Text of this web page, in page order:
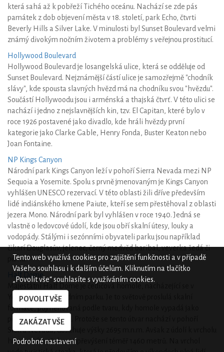
Tento web využívá cookies pro zajištění funkčnosti a v případě
Vašeho souhlasu i k dalším účelům. Kliknutím na tlačítko
„Povolit vše“ souhlasíte s využíváním cookies.
POVOLIT VŠE
ZAKÁZAT VŠE
Podrobné nastavení
která sahá až k pobřeží Tichého oceánu. Nachází se zde pás
památek z dob objevení města v 18. století, park Echo, čtvrti
Beverly Hills a Silver Lake. V minulosti byl Sunset Boulevard velmi
známý divokým nočním životem a problémy s veřejnou prostitucí.
Hollywood Boulevard
Hollywood Boulevard je losangelská ulice, která se odděluje od
Sunset Boulevard. Nejznámější částí ulice je samozřejmě "chodník
slávy", kde spousta slavných hvězd má na chodníku svou "hvězdu".
Součástí Hollywoodu jsou i arménská a thajská čtvrť. V této ulici se
nachází i jedno z nejslavnějších kin, tzv. El Capitan, které bylo v
roce 1926 postavené jako divadlo, kde hráli hvězdy první
kategorie jako Clarke Gable, Henry Fonda, Buster Keaton nebo
Joan Fontaine.
NP Kings Canyon
Národní park Kings Canyon leží v pohoří Sierra Nevada mezi NP
Sequoia a Yosemite. Spolu s prvně jmenovaným je Kings Canyon
vyhlášen UNESCO rezervací. V této oblasti žili dříve především
lidé indiánského kmene Paiute, kteří se sem přestěhoval z oblasti
jezera Mono. Národní park byl vyhlášen v roce 1940. Jedná se
vlastně o ledovcové údolí, kde jsou obří skalní útesy, louky a
vodopády. Stálými i sezónními obyvateli parku jsou například
čikarí Douglasův, jelenec, černý medvěd baribal, veverka šedá či
puma.
Half Dome
Majestátní Half Dome je čedičová homole, nacházející se v
Yosemitském národním parku. Je to světově proslulá skalní
formace, pojmenovaná podle tvaru, kdy homole vypadá jako
přepůlená uprostřed. Protože se tento útvar nachází v pohoří
Sierra Nevada, dosahuje výšky 2695 m.n.m. Avšak z údolí k vrcholu
hory musíte překonat převýšení téměř 1460 metrů. Na vrchol